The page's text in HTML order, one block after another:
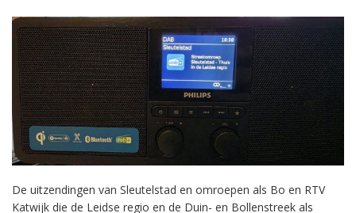
De uitzendingen van Sleutelstad en omroepen als Bo en RTV
Katwijk die de Leidse regio en de Duin- en Bollenstreek als